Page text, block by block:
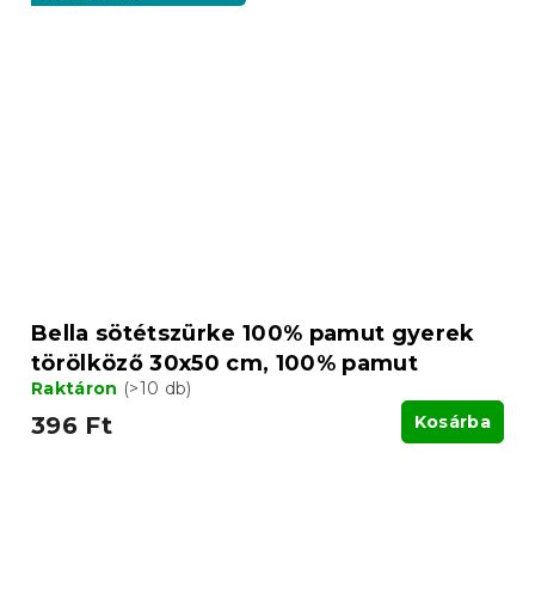
Bella sötétszürke 100% pamut gyerek
törölköző 30x50 cm, 100% pamut
Raktáron (>10 db)
396 Ft Kosárba